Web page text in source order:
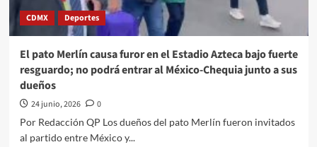
la
Tribuna
en
opinión
de
del
Méndez///De
cuando
CDMX Deportes
El pato Merlín causa furor en el Estadio Azteca bajo fuerte
resguardo; no podrá entrar al México-Chequia junto a sus
dueños
24 junio, 2026
0
Por Redacción QP Los dueños del pato Merlín fueron invitados
al partido entre México y...